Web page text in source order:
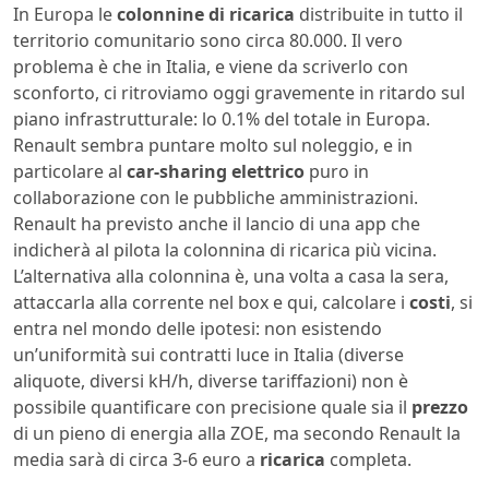
In Europa lecolonnine di ricarica distribuite in tutto il
territorio comunitario sono circa 80.000. Il vero
problema è che in Italia, e viene da scriverlo con
sconforto, ci ritroviamo oggi gravemente in ritardo sul
piano infrastrutturale: lo 0.1% del totale in Europa.
Renault sembra puntare molto sul noleggio, e in
particolare al car-sharing elettrico puro in
collaborazione con le pubbliche amministrazioni.
Renault ha previsto anche il lancio di una app che
indicherà al pilota la colonnina di ricarica più vicina.
L’alternativa alla colonnina è, una volta a casa la sera,
attaccarla alla corrente nel box e qui, calcolare i costi, si
entra nel mondo delle ipotesi: non esistendo
un’uniformità sui contratti luce in Italia (diverse
aliquote, diversi kH/h, diverse tariffazioni) non è
possibile quantificare con precisione quale sia il prezzo
di un pieno di energia alla ZOE, ma secondo Renault la
media sarà di circa 3-6 euro a ricarica completa.